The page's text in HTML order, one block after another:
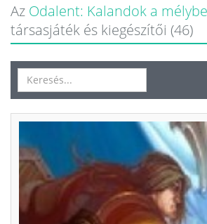
Az Odalent: Kalandok a
társasjáték és kiegészítői (46)